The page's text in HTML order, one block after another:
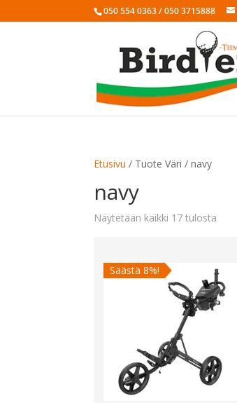
050 554 0363 / 050 3715888
Etusivu / Tuote Väri / navy
navy
Näytetään kaikki 17 tulosta
Säästä 8%!